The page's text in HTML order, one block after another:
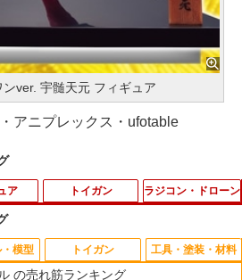
ver. 宇髄天元 フィギュア
アニプレックス・ufotable
店独自で＋P10倍★要エントリー】
ア
店独自で＋P10倍★要エントリー】
トイガン ラジコン・ドローン
スーパーモデルカー2 1：16 ラジコ
の売れ筋ランキング
模型 トイガン 工具・塗装・材料